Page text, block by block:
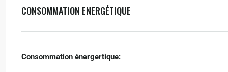
CONSOMMATION ENERGÉTIQUE
Consommation énergertique: